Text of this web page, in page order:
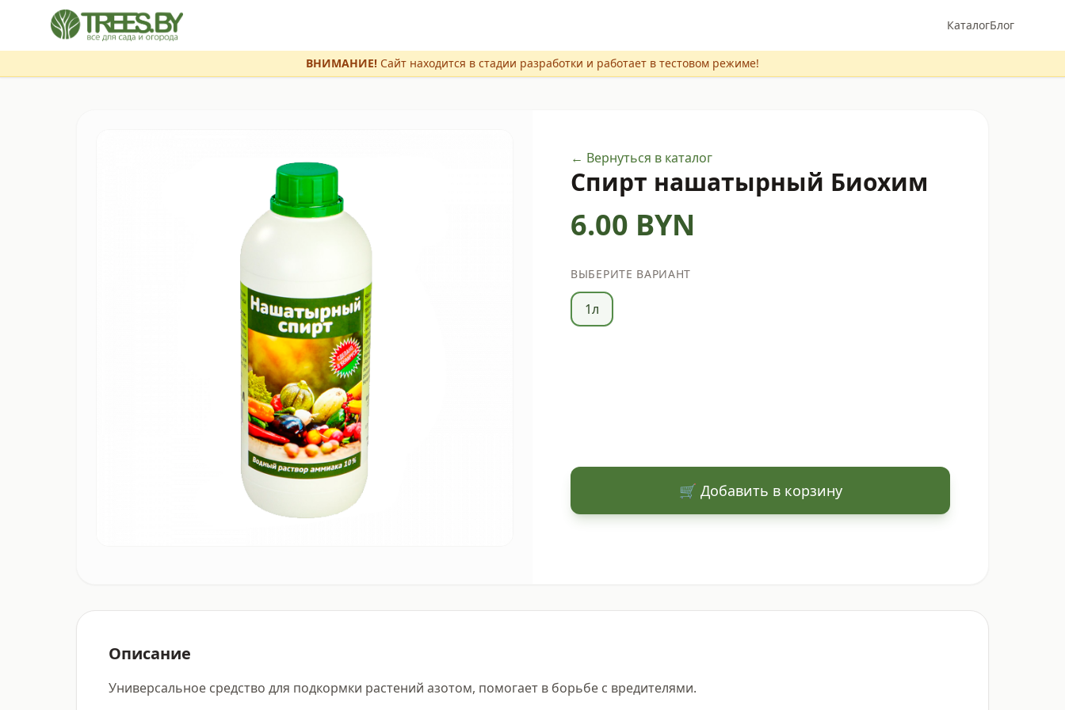
КаталогБлог
ВНИМАНИЕ! Сайт находится в стадии разработки и работает в тестовом режиме!
← Вернуться в каталог
Спирт нашатырный Биохим
6.00 BYN
ВЫБЕРИТЕ ВАРИАНТ
1л
🛒 Добавить в корзину
Описание
Универсальное средство для подкормки растений азотом, помогает в борьбе с вредителями.